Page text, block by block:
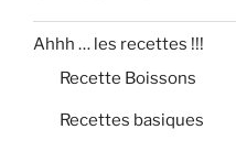
Ahhh … les recettes !!!
Recette Boissons
Recettes basiques